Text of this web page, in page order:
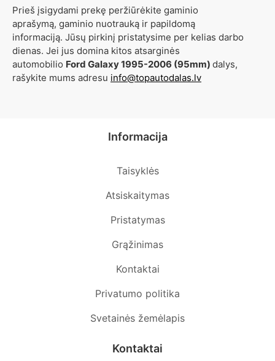
Prieš įsigydami prekę peržiūrėkite gaminio
aprašymą, gaminio nuotrauką ir papildomą
informaciją. Jūsų pirkinį pristatysime per kelias darbo
dienas. Jei jus domina kitos atsarginės
automobilio Ford Galaxy 1995-2006 (95mm) dalys,
rašykite mums adresu info@topautodalas.lv
Informacija
Taisyklės
Atsiskaitymas
Pristatymas
Grąžinimas
Kontaktai
Privatumo politika
Svetainės žemėlapis
Kontaktai